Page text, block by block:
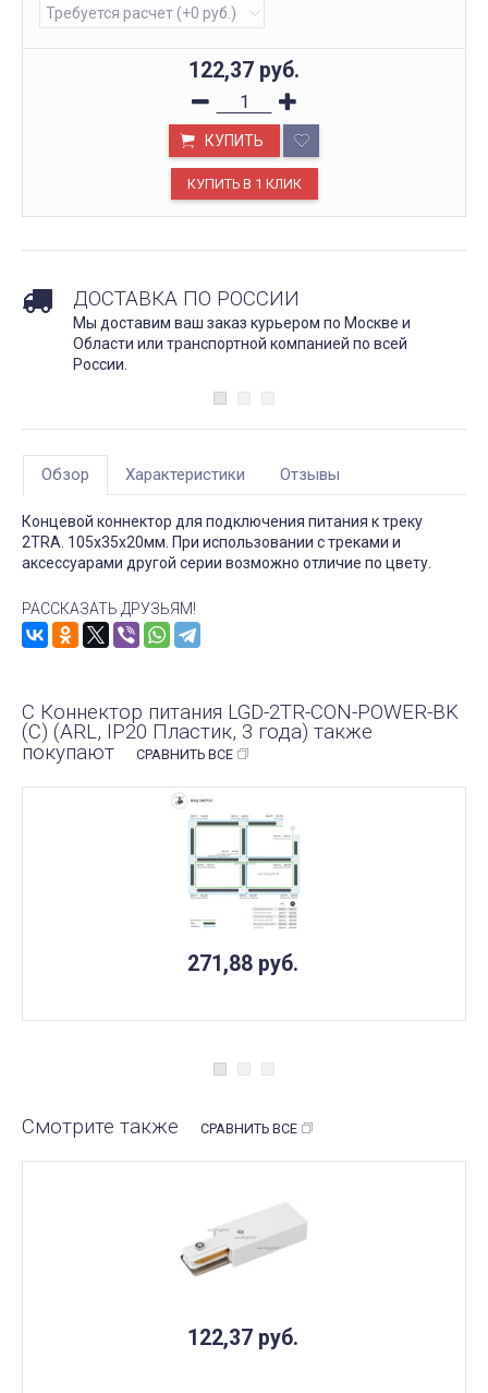
122,37 руб.
КУПИТЬ
ДОСТАВКА ПО РОССИИ
Мы доставим ваш заказ курьером по Москве и
Области или транспортной компанией по всей
России.
Обзор Характеристики Отзывы
Концевой коннектор для подключения питания к треку
2TRA. 105х35х20мм. При использовании с треками и
аксессуарами другой серии возможно отличие по цвету.
РАССКАЗАТЬ ДРУЗЬЯМ!
С Коннектор питания LGD-2TR-CON-POWER-BK
(C) (ARL, IP20 Пластик, 3 года) также
покупают
СРАВНИТЬ ВСЕ
271,88 руб.
Смотрите также СРАВНИТЬ ВСЕ
122,37 руб.